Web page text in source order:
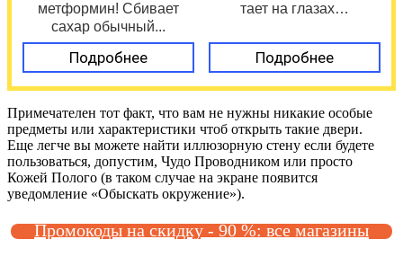
метформин! Сбивает
сахар обычный...
Подробнее
тает на глазах…
Подробнее
Примечателен тот факт, что вам не нужны никакие особые
предметы или характеристики чтоб открыть такие двери.
Еще легче вы можете найти иллюзорную стену если будете
пользоваться, допустим, Чудо Проводником или просто
Кожей Полого (в таком случае на экране появится
уведомление «Обыскать окружение»).
Промокоды на скидку - 90 %: все магазины